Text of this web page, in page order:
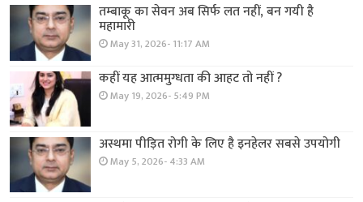
तम्बाकू का सेवन अब सिर्फ लत नहीं, बन गयी है
महामारी
May 31, 2026- 11:17 AM
कहीं यह आत्ममुग्धता की आहट तो नहीं ?
May 19, 2026- 5:49 PM
अस्थमा पीड़ित रोगी के लिए है इनहेलर सबसे उपयोगी
May 5, 2026- 4:33 AM